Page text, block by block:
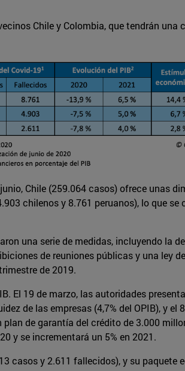
Chile y Colombia, que tendrán una
Chile (259.064 casos) ofrece unas
chilenos y 8.761 peruanos), lo que
una serie de medidas, incluyendo la
de reuniones públicas y una ley
de 2019.
El 19 de marzo, las autoridades
de las empresas (4,7% del OPIB), y
de garantía del crédito de 3.000
y se incrementará un 5% en 2021.
casos y 2.611 fallecidos), y su